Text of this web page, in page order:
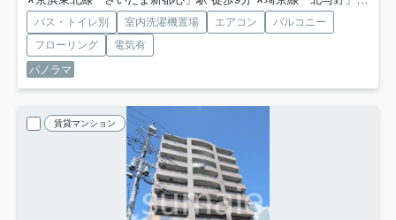
バス・トイレ別 室内洗濯機置場 エアコン
バルコニー
フローリング
電気有
パノラマ
賃貸マンション